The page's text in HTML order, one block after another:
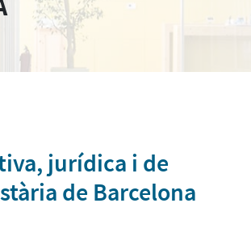
jurídica i de
de Barcelona